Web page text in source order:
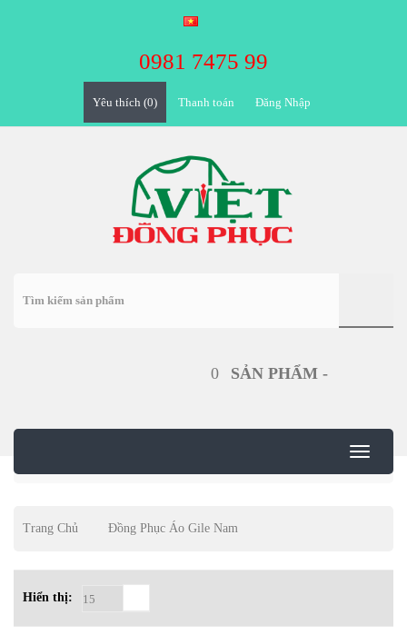
0981 7475 99
Yêu thích (0) Đăng Nhập
0 SẢN PHẨM -
Trang Chủ Đồng Phục Áo Gile Nam
Hiển thị: